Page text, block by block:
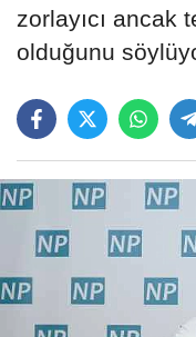
zorlayıcı ancak
olduğunu